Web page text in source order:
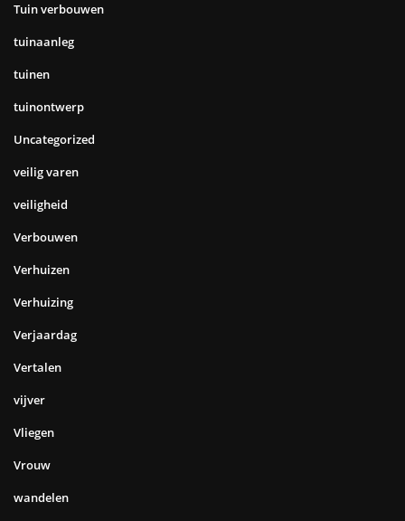
Tuin verbouwen
tuinaanleg
tuinen
tuinontwerp
Uncategorized
veilig varen
veiligheid
Verbouwen
Verhuizen
Verhuizing
Verjaardag
Vertalen
vijver
Vliegen
Vrouw
wandelen